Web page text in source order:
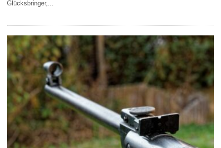
Glücksbringer,...